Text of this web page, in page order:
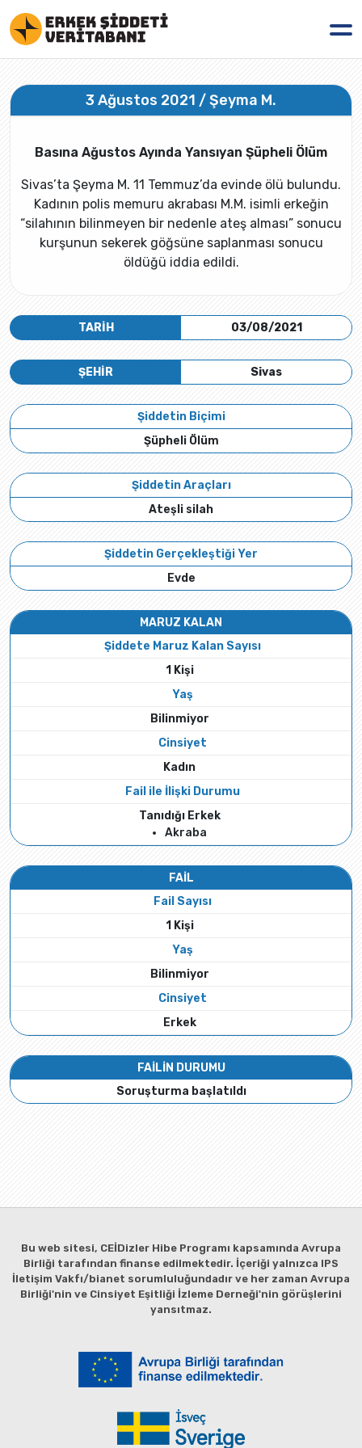
3 Ağustos 2021 / Şeyma M.
Basına Ağustos Ayında Yansıyan Şüpheli Ölüm
Sivas’ta Şeyma M. 11 Temmuz’da evinde ölü bulundu.
Kadının polis memuru akrabası M.M. isimli erkeğin
“silahının bilinmeyen bir nedenle ateş alması” sonucu
kurşunun sekerek göğsüne saplanması sonucu
öldüğü iddia edildi.
TARİH 03/08/2021
Sivas
ŞEHİR
Şiddetin Biçimi
Şüpheli Ölüm
Şiddetin Araçları
Ateşli silah
Şiddetin Gerçekleştiği Yer
Evde
MARUZ KALAN
Şiddete Maruz Kalan Sayısı
1 Kişi
Yaş
Bilinmiyor
Cinsiyet
Kadın
Fail ile İlişki Durumu
Tanıdığı Erkek
Akraba
FAİL
Fail Sayısı
1 Kişi
Yaş
Bilinmiyor
Cinsiyet
Erkek
FAİLİN DURUMU
Soruşturma başlatıldı
Bu web sitesi, CEİDizler Hibe Programı kapsamında Avrupa
Birliği tarafından finanse edilmektedir. İçeriği yalnızca IPS
İletişim Vakfı/bianet sorumluluğundadır ve her zaman Avrupa
Birliği'nin ve Cinsiyet Eşitliği İzleme Derneği'nin görüşlerini
yansıtmaz.